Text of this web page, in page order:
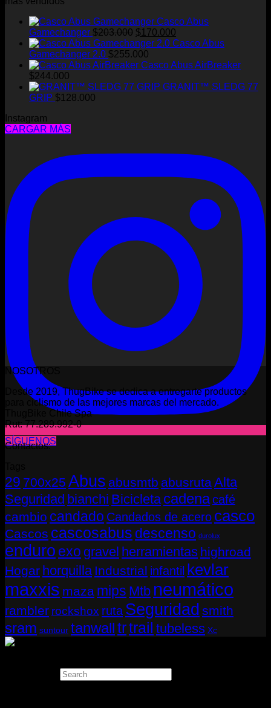
la
producto
Casco Abus
Gamechanger $203.000 El
precio
original
era:
$170.000
precio
es:
Casco Abus
Gamechanger 2.0 $255.000
Casco Abus AirBreaker
$244.000
GRANIT™ SLEDG 77
GRIP $128.000
Instagram
CARGAR MÁS
SÍGUENOS
NOSOTROS
Desde 2019, ThugBike se dedica a entregarte productos
para ciclismo de las mejores marcas del mercado.
ThugBike Chile Spa
Rut: 77.289.992-0
Contactos:
29 700x25 Abus abusmtb abusrutaAlta
Seguridad bianchi Bicicleta cadenacafé
cambio candado Candados de acero casco
Cascos cascosabus descenso durolux
enduro exo gravel herramientas highroad
Hogar horquilla Industrial infantil kevlar
maxxis maza mips Mtb neumático
rambler rockshox ruta Seguridad smith
sram suntour tanwalltrtrail tubeless Xc